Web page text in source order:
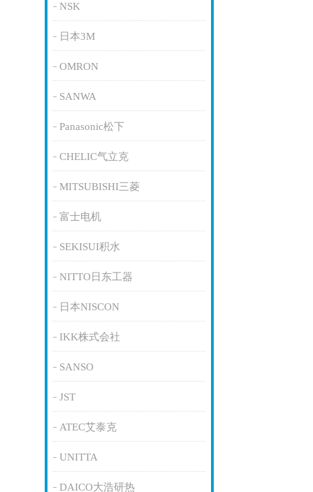
NSK
日本3M
OMRON
SANWA
Panasonic松下
CHELIC气立克
MITSUBISHI三菱
富士电机
SEKISUI积水
NITTO日东工器
日本NISCON
IKK株式会社
SANSO
JST
ATEC艾泰克
UNITTA
DAICO大浩研热